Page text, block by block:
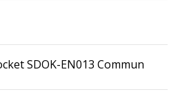
SDOK-EN013 Commun